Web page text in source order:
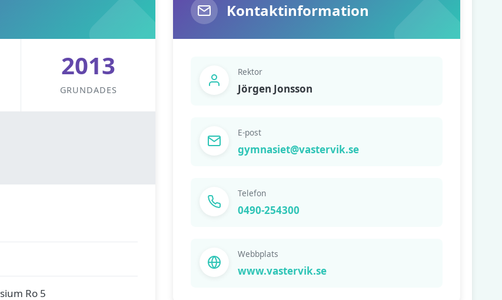
2013
GRUNDADES
Ro 5
Kontaktinformation
Rektor
Jörgen Jonsson
E-post
gymnasiet@vastervik.se
Telefon
0490-254300
Webbplats
www.vastervik.se